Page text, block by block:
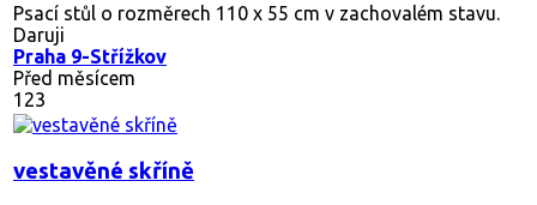
Psací stůl o rozměrech 110 x 55 cm v zachovalém stavu.
Daruji
Praha 9-Střížkov
Před měsícem
123
vestavěné skříně